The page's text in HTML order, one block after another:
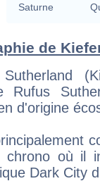
Saturne
de
Rufus
d'origine
chrono où il
Dark City